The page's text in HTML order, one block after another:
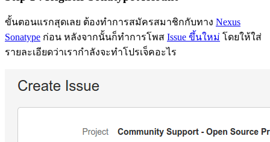
ขั้นตอนแรกสุดเลย ต้องทำการสมัครสมาชิกกับทาง Nexus
Sonatype ก่อน หลังจากนั้นก็ทำการโพส Issue ขึ้นใหม่ โดยให้ใส่
รายละเอียดว่าเรากำลังจะทำโปรเจ็คอะไร